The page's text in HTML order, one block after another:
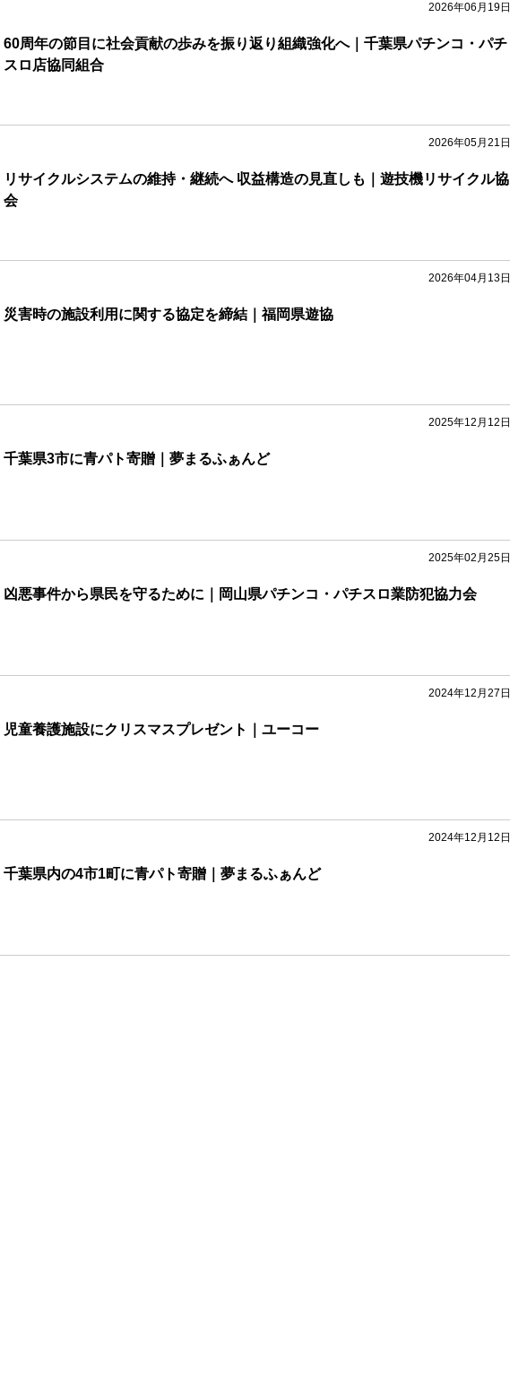
2026年06月19日
60周年の節目に社会貢献の歩みを振り返り組織強化へ｜千葉県パチンコ・パチ
スロ店協同組合
2026年05月21日
リサイクルシステムの維持・継続へ 収益構造の見直しも｜遊技機リサイクル協
会
2026年04月13日
災害時の施設利用に関する協定を締結｜福岡県遊協
2025年12月12日
千葉県3市に青パト寄贈｜夢まるふぁんど
2025年02月25日
凶悪事件から県民を守るために｜岡山県パチンコ・パチスロ業防犯協力会
2024年12月27日
児童養護施設にクリスマスプレゼント｜ユーコー
2024年12月12日
千葉県内の4市1町に青パト寄贈｜夢まるふぁんど